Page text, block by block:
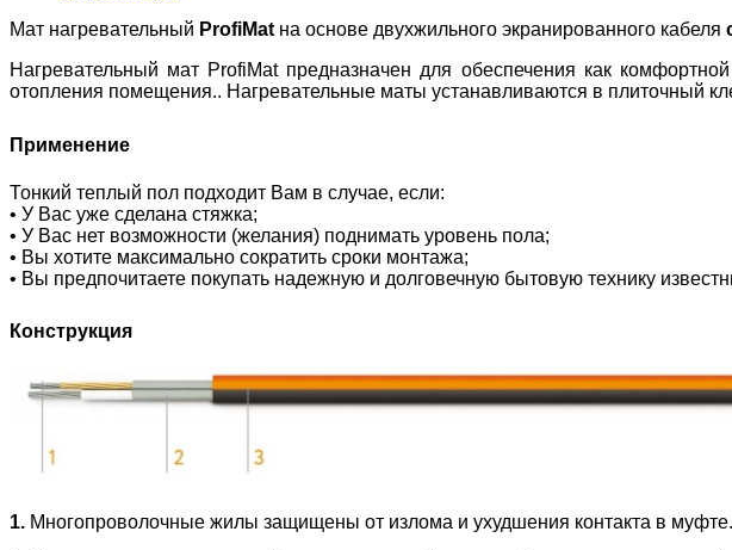
Мат нагревательный ProfiMat на основе двухжильного экранированного кабеля
Нагревательный мат ProfiMat предназначен для обеспечения как
отопления помещения.. Нагревательные маты устанавливаются в плиточный
Применение
Тонкий теплый пол подходит Вам в случае, если:
• У Вас уже сделана стяжка;
• У Вас нет возможности (желания) поднимать уровень пола;
• Вы хотите максимально сократить сроки монтажа;
• Вы предпочитаете покупать надежную и долговечную бытовую технику
Конструкция
1. Многопроволочные жилы защищены от излома и ухудшения контакта в муфте.